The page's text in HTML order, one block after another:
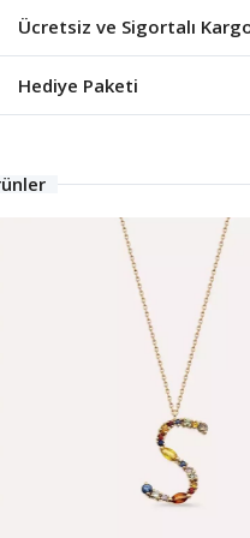
Ücretsiz ve Sigortalı
Hediye Paketi